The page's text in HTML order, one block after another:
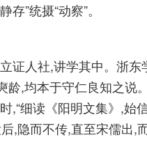
”统摄“动察”。
证人社,讲学其中。浙
龄,均本于守仁良知之说
,“细读《阳明文集》,始
,隐而不传,直至宋儒出,